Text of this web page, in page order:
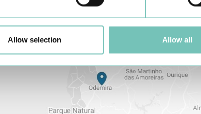
Allow selection Allow all